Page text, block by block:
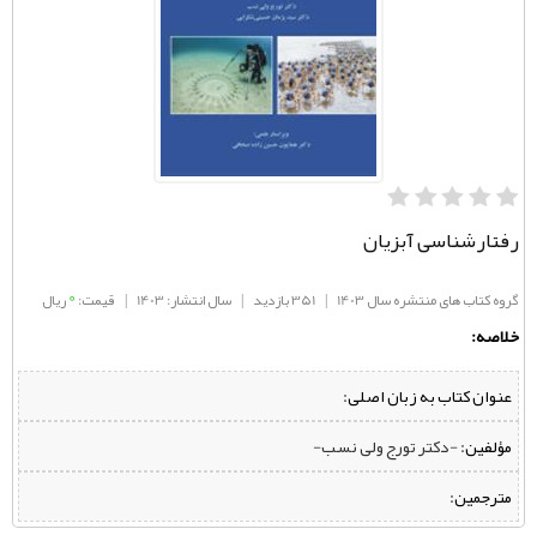
رفتارشناسی آبزیان
گروه کتاب های منتشره سال 1403 | 351 بازدید | سال انتشار: 1403 | قیمت:0ریال
خلاصه:
عنوان کتاب به زبان اصلی:
مؤلفین:‌ -دکتر تورج ولی نسب-
مترجمین: